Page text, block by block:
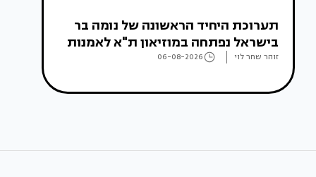
תערוכת היחיד הראשונה של נומה בר
בישראל נפתחה במוזיאון ת"א לאמנות
זוהר שחר לוי 06-08-2026